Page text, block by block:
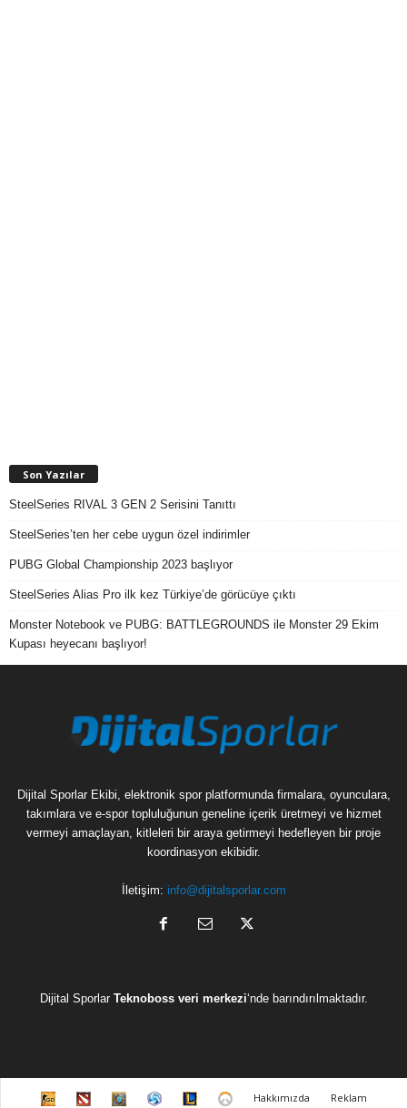
Son Yazılar
SteelSeries RIVAL 3 GEN 2 Serisini Tanıttı
SteelSeries’ten her cebe uygun özel indirimler
PUBG Global Championship 2023 başlıyor
SteelSeries Alias Pro ilk kez Türkiye’de görücüye çıktı
Monster Notebook ve PUBG: BATTLEGROUNDS ile Monster 29 Ekim
Kupası heyecanı başlıyor!
Dijital Sporlar Ekibi, elektronik spor platformunda firmalara, oyunculara,
takımlara ve e-spor topluluğunun geneline içerik üretmeyi ve hizmet
vermeyi amaçlayan, kitleleri bir araya getirmeyi hedefleyen bir proje
koordinasyon ekibidir.
İletişim: info@dijitalsporlar.com
Dijital Sporlar Teknoboss veri merkezi‘nde barındırılmaktadır.
C D H H L O Hakkımızda Reklam